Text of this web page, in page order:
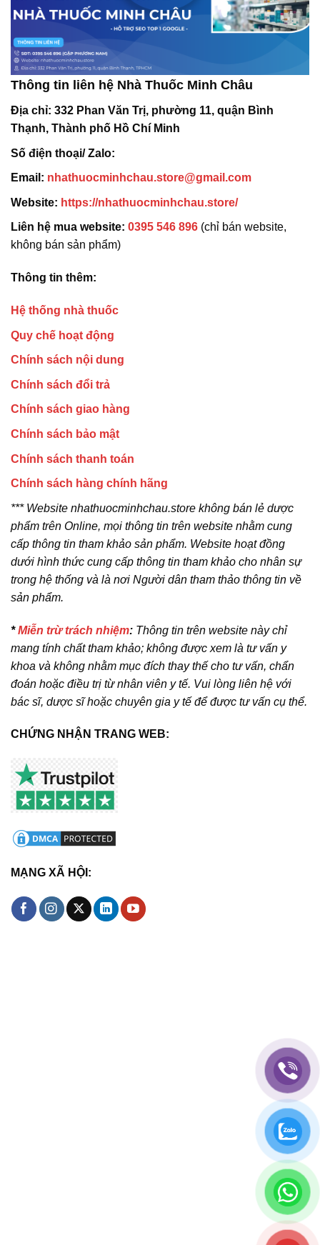
Thông tin liên hệ Nhà Thuốc Minh Châu
Địa chỉ: 332 Phan Văn Trị, phường 11, quận Bình
Thạnh, Thành phố Hồ Chí Minh
Số điện thoại/ Zalo:
Email: nhathuocminhchau.store@gmail.com
Website: https://nhathuocminhchau.store/
Liên hệ mua website: 0395 546 896 (chỉ bán website,
không bán sản phẩm)
Thông tin thêm:
Hệ thống nhà thuốc
Quy chế hoạt động
Chính sách nội dung
Chính sách đổi trả
Chính sách giao hàng
Chính sách bảo mật
Chính sách thanh toán
Chính sách hàng chính hãng
*** Website nhathuocminhchau.store không bán lẻ dược
phẩm trên Online, mọi thông tin trên website nhằm cung
cấp thông tin tham khảo sản phẩm. Website hoạt đồng
dưới hình thức cung cấp thông tin tham khảo cho nhân sự
trong hệ thống và là nơi Người dân tham thảo thông tin về
sản phẩm.
*Miễn trừ trách nhiệm: Thông tin trên website này chỉ
mang tính chất tham khảo; không được xem là tư vấn y
khoa và không nhằm mục đích thay thế cho tư vấn, chẩn
đoán hoặc điều trị từ nhân viên y tế. Vui lòng liên hệ với
bác sĩ, dược sĩ hoặc chuyên gia y tế để được tư vấn cụ thể.
CHỨNG NHẬN TRANG WEB:
MẠNG XÃ HỘI: